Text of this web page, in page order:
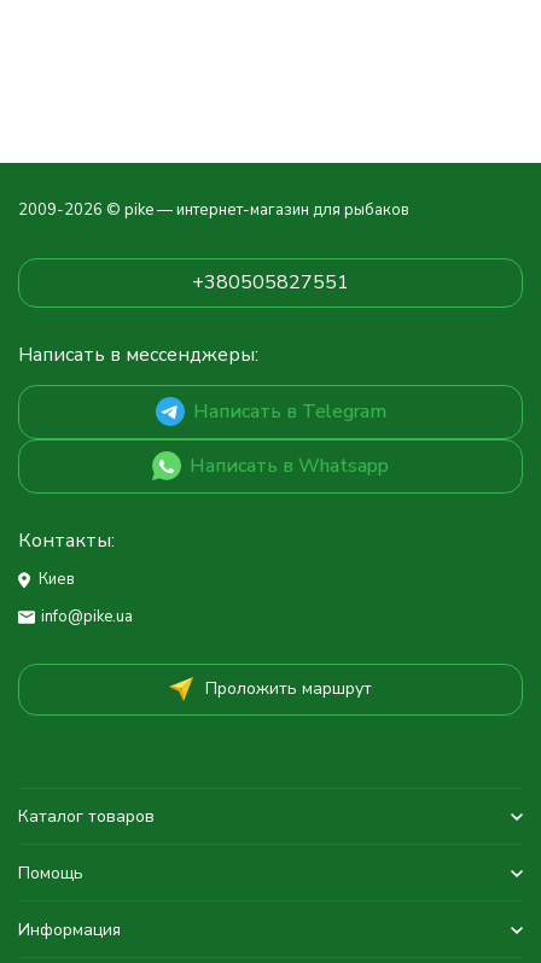
2009-2026 © pike — интернет-магазин для рыбаков
+380505827551
Написать в мессенджеры:
Написать в Telegram
Написать в Whatsapp
Контакты:
Киев
info@pike.ua
Проложить маршрут
Каталог товаров
Помощь
Информация